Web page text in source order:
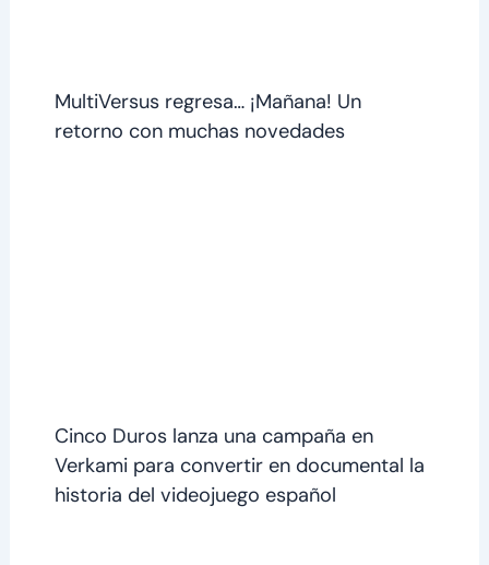
MultiVersus regresa… ¡Mañana! Un
retorno con muchas novedades
Cinco Duros lanza una campaña en
Verkami para convertir en documental la
historia del videojuego español